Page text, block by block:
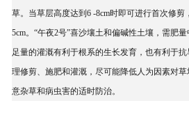
草。当草层高度达到6 -8cm时即可进行首次修剪
5cm。“午夜2号”喜沙壤土和偏碱性土壤，需肥
足量的灌溉有利于根系的生长发育，也有利于
理修剪、施肥和灌溉，尽可能降低人为因素对
意杂草和病虫害的适时防治。